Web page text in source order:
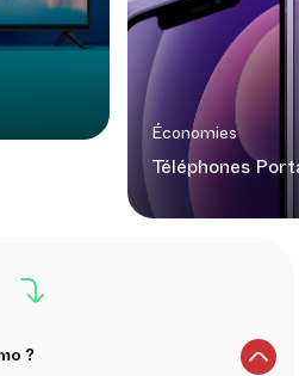
Économies
Téléphones
?